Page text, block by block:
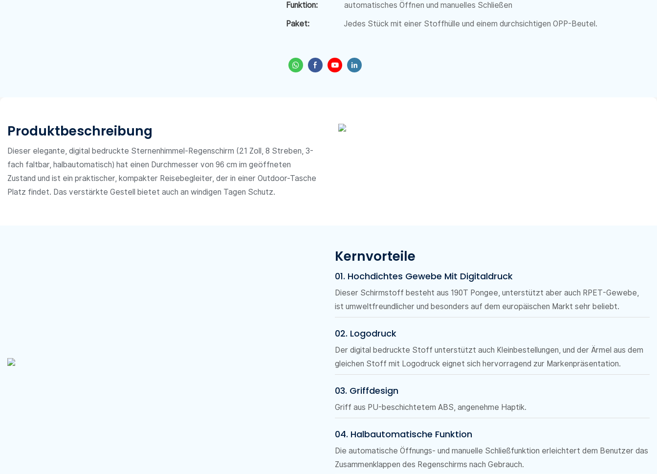
Funktion:
automatisches Öffnen und manuelles Schließen
Paket:
Jedes Stück mit einer Stoffhülle und einem durchsichtigen OPP-Beutel.
Produktbeschreibung
Dieser elegante, digital bedruckte Sternenhimmel-Regenschirm (21 Zoll, 8 Streben, 3-
fach faltbar, halbautomatisch) hat einen Durchmesser von 96 cm im geöffneten
Zustand und ist ein praktischer, kompakter Reisebegleiter, der in einer Outdoor-Tasche
Platz findet. Das verstärkte Gestell bietet auch an windigen Tagen Schutz.
Kernvorteile
01. Hochdichtes Gewebe Mit Digitaldruck
Dieser Schirmstoff besteht aus 190T Pongee, unterstützt aber auch RPET-Gewebe,
ist umweltfreundlicher und besonders auf dem europäischen Markt sehr beliebt.
02. Logodruck
Der digital bedruckte Stoff unterstützt auch Kleinbestellungen, und der Ärmel aus dem
gleichen Stoff mit Logodruck eignet sich hervorragend zur Markenpräsentation.
03. Griffdesign
Griff aus PU-beschichtetem ABS, angenehme Haptik.
04. Halbautomatische Funktion
Die automatische Öffnungs- und manuelle Schließfunktion erleichtert dem Benutzer das
Zusammenklappen des Regenschirms nach Gebrauch.